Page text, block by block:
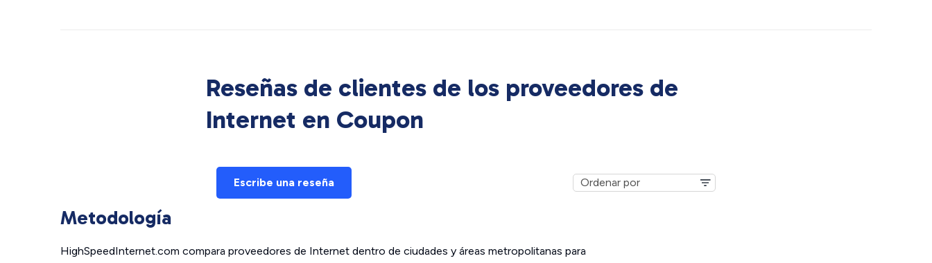
Reseñas de clientes de los proveedores de
Internet en Coupon
Escribe una reseña
Metodología
HighSpeedInternet.com compara proveedores de Internet dentro de ciudades y áreas metropolitanas para